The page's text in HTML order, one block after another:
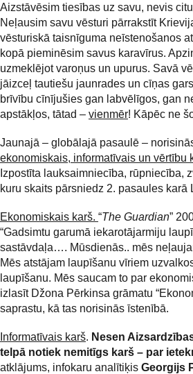
Aizstāvēsim tiesības uz savu, nevis
Neļausim savu vēsturi pārrakstīt
vēsturiskā taisnīguma neīstenošanos
kopā pieminēsim savus karavīrus.
uzmeklējot varoņus un upurus. Savā
jāizceļ tautiešu jaunrades un cīņas
brīvību cīnījušies gan labvēlīgos, gan
apstākļos, tātad – vienmēr! Kāpēc ne
Jaunajā – globālajā pasaulē –
ekonomiskais, informatīvais un vērtību
Izpostīta lauksaimniecība, rūpniecība,
kuru skaits pārsniedz 2. pasaules
Ekonomiskais karš. “The Guardian”
“Gadsimtu garumā iekarotājarmiju
sastāvdaļa…. Mūsdienās.. mēs
Mēs atstājam laupīšanu vīriem
laupīšanu. Mēs saucam to par
izlasīt Džona Pērkinsa grāmatu
saprastu, kā tas norisinās īstenībā.
Informatīvais karš. Nesen
telpā notiek nemitīgs karš – par
atklājums, infokaru analītiķis Georgijs